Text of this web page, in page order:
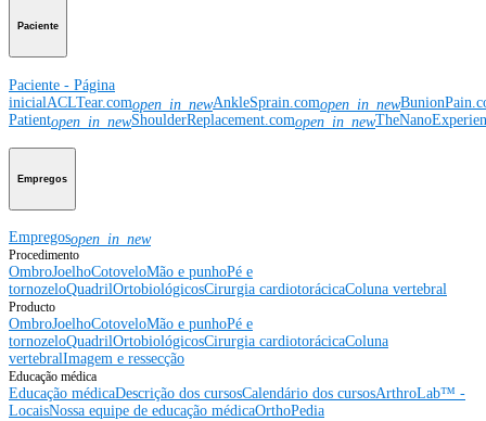
Paciente
Paciente - Página
inicialACLTear.comopen_in_newAnkleSprain.comopen_in_new
Patientopen_in_newShoulderReplacement.comopen_in_new
Empregos
Empregosopen_in_new
Procedimento
OmbroJoelhoCotoveloMão e punhoPé e
tornozeloQuadrilOrtobiológicosCirurgia cardiotorácicaColuna vertebral
Producto
OmbroJoelhoCotoveloMão e punhoPé e
tornozeloQuadrilOrtobiológicosCirurgia cardiotorácicaColuna
vertebralImagem e ressecção
Educação médica
Educação médicaDescrição dos cursosCalendário dos cursosArthroLab™ -
LocaisNossa equipe de educação médicaOrthoPedia